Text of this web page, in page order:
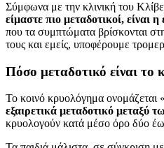
Σύμφωνα με την κλινική του
είμαστε πιο μεταδοτικοί, είναι η
που τα συμπτώματα βρίσκονται
τους και εμείς, υποφέρουμε
Πόσο μεταδοτικό είναι το
Το κοινό κρυολόγημα ονομάζεται
εξαιρετικά μεταδοτικό μεταξύ
κρυολογούν κατά μέσο όρο δύο